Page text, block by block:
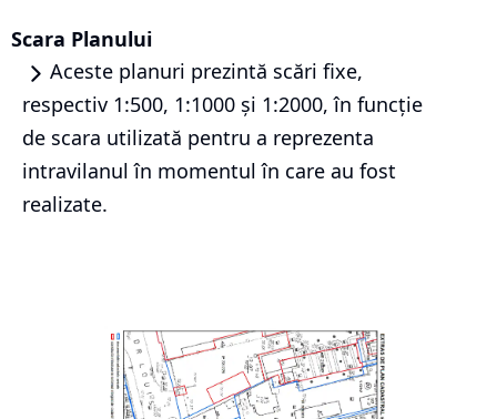
Scara Planului
Aceste planuri prezintă scări fixe,
respectiv 1:500, 1:1000 și 1:2000, în funcție
de scara utilizată pentru a reprezenta
intravilanul în momentul în care au fost
realizate.